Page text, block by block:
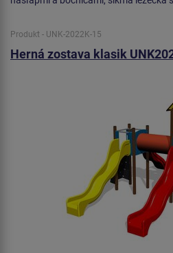
Produkt - UNK-2022K-15
Herná zostava klasik